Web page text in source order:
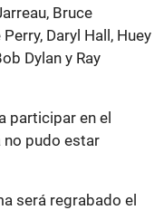
Bruce
Daryl Hall, Huey
Dylan y Ray
participar en el
pudo estar
será regrabado el